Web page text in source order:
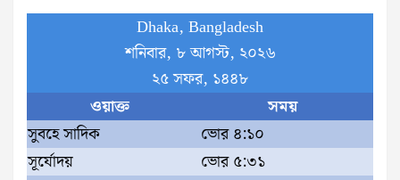
Dhaka, Bangladesh
শনিবার, ৮ আগস্ট, ২০২৬
২৫ সফর, ১৪৪৮
ওয়াক্ত
সময়
সুবহে সাদিক
ভোর ৪:১০
সূর্যোদয়
ভোর ৫:৩১